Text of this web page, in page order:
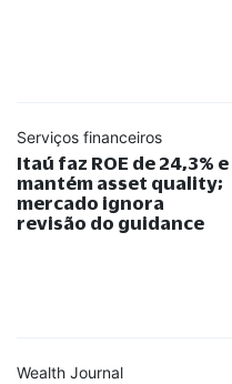
Serviços financeiros
Itaú faz ROE de 24,3% e
mantém asset quality;
mercado ignora
revisão do guidance
Wealth Journal